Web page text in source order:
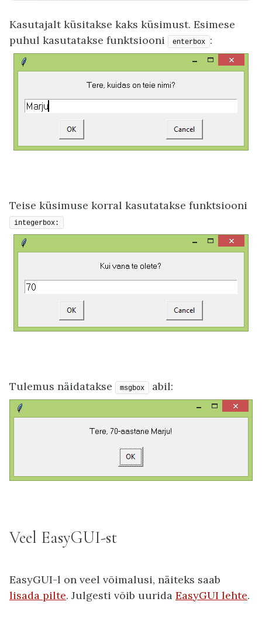
Kasutajalt küsitakse kaks küsimust. Esimese
puhul kasutatakse funktsiooni
enterbox :
Teise küsimuse korral kasutatakse funktsiooni
integerbox:
Tulemus näidatakse msgbox abil:
Veel EasyGUI-st
EasyGUI-l on veel võimalusi, näiteks saab
lisada pilte. Julgesti võib uurida EasyGUI lehte.